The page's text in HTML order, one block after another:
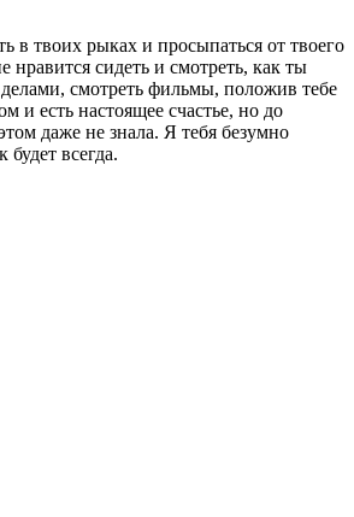
в твоих рыках и просыпаться от твоего
нравится сидеть и смотреть, как ты
смотреть фильмы, положив тебе
и есть настоящее счастье, но до
даже не знала. Я тебя безумно
всегда.